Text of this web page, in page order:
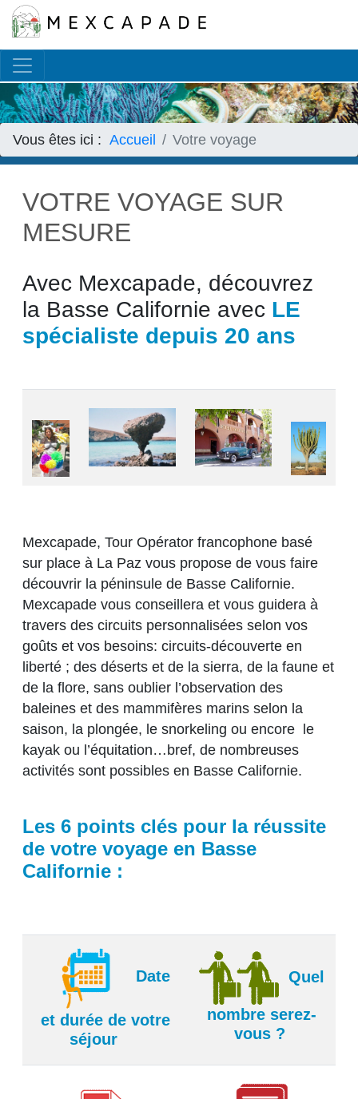
Vous êtes ici : Accueil Votre voyage
VOTRE VOYAGE SUR
MESURE
Avec Mexcapade, découvrez
la Basse Californie avec LE
spécialiste depuis 20 ans
Mexcapade, Tour Opérator francophone basé
sur place à La Paz vous propose de vous faire
découvrir la péninsule de Basse Californie.
Mexcapade vous conseillera et vous guidera à
travers des circuits personnalisées selon vos
goûts et vos besoins: circuits-découverte en
liberté ; des déserts et de la sierra, de la faune et
de la flore, sans oublier l’observation des
baleines et des mammifères marins selon la
saison, la plongée, le snorkeling ou encore le
kayak ou l’équitation…bref, de nombreuses
activités sont possibles en Basse Californie.
Les 6 points clés pour la réussite
de votre voyage en Basse
Californie :
Date
et durée de votre
séjour
Quel
nombre serez-
vous ?